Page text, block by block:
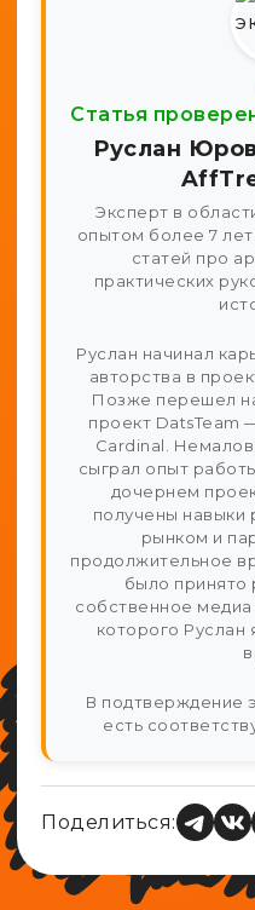
Статья
Руслан
Эксперт в
опытом более 7
статей про
практических
Руслан начинал
авторства в
Позже перешел
проект DatsTeam
Cardinal.
сыграл опыт
дочернем
получены навыки
рынком и
продолжительное
было принято
собственное
которого Руслан
В подтверждение
есть
Поделиться: